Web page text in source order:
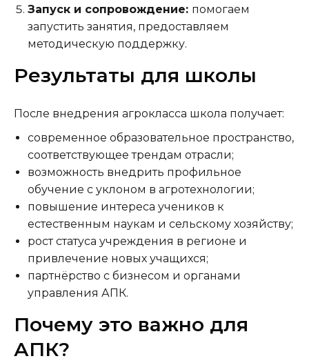
Запуск и сопровождение: помогаем
запустить занятия, предоставляем
методическую поддержку.
Результаты для школы
После внедрения агрокласса школа получает:
современное образовательное пространство,
соответствующее трендам отрасли;
возможность внедрить профильное
обучение с уклоном в агротехнологии;
повышение интереса учеников к
естественным наукам и сельскому хозяйству;
рост статуса учреждения в регионе и
привлечение новых учащихся;
партнёрство с бизнесом и органами
управления АПК.
Почему это важно для
АПК?